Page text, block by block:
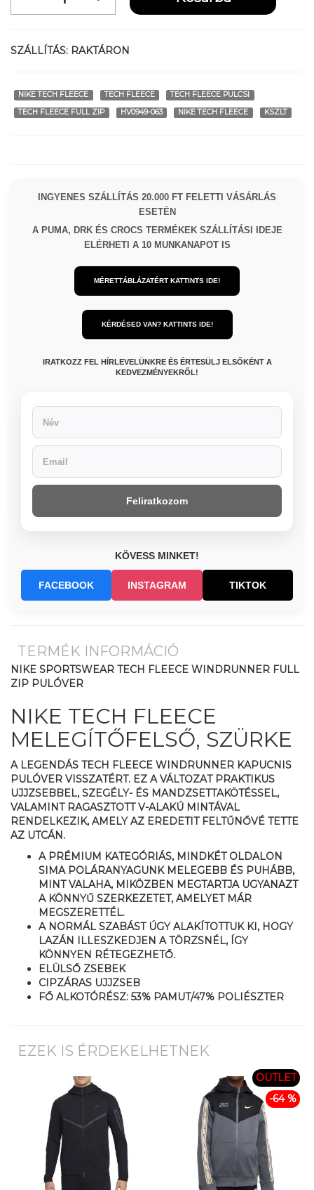
SZÁLLÍTÁS: RAKTÁRON
NIKE TECH FLEECE TECH FLEECE
TECH FLEECE PULCSI
TECH FLEECE FULL ZIP
HV0949-063 NIKE TECH FLEECE KSZLT
INGYENES SZÁLLÍTÁS 20.000 FT FELETTI VÁSÁRLÁS
ESETÉN
A PUMA, DRK ÉS CROCS TERMÉKEK SZÁLLÍTÁSI IDEJE
ELÉRHETI A 10 MUNKANAPOT IS
MÉRETTÁBLÁZATÉRT KATTINTS IDE!
KÉRDÉSED VAN? KATTINTS IDE!
IRATKOZZ FEL HÍRLEVELÜNKRE ÉS ÉRTESÜLJ ELSŐKÉNT A
KEDVEZMÉNYEKRŐL!
Feliratkozom
KÖVESS MINKET!
FACEBOOK INSTAGRAM TIKTOK
TERMÉK INFORMÁCIÓ
NIKE SPORTSWEAR TECH FLEECE WINDRUNNER FULL
ZIP PULÓVER
NIKE TECH FLEECE
MELEGÍTŐFELSŐ, SZÜRKE
A LEGENDÁS TECH FLEECE WINDRUNNER KAPUCNIS
PULÓVER VISSZATÉRT. EZ A VÁLTOZAT PRAKTIKUS
UJJZSEBBEL, SZEGÉLY- ÉS MANDZSETTAKÖTÉSSEL,
VALAMINT RAGASZTOTT V-ALAKÚ MINTÁVAL
RENDELKEZIK, AMELY AZ EREDETIT FELTŰNŐVÉ TETTE
AZ UTCÁN.
A PRÉMIUM KATEGÓRIÁS, MINDKÉT OLDALON
SIMA POLÁRANYAGUNK MELEGEBB ÉS PUHÁBB,
MINT VALAHA, MIKÖZBEN MEGTARTJA UGYANAZT
A KÖNNYŰ SZERKEZETET, AMELYET MÁR
MEGSZERETTÉL.
A NORMÁL SZABÁST ÚGY ALAKÍTOTTUK KI, HOGY
LAZÁN ILLESZKEDJEN A TÖRZSNÉL, ÍGY
KÖNNYEN RÉTEGEZHETŐ.
ELÜLSŐ ZSEBEK
CIPZÁRAS UJJZSEB
FŐ ALKOTÓRÉSZ: 53% PAMUT/47% POLIÉSZTER
EZEK IS ÉRDEKELHETNEK
OUTLET
-64 %